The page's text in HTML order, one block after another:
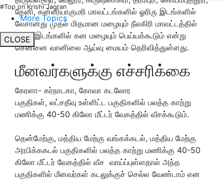
#Top on Krishi Jagran
More Topics
CLOSE
தேனி, கன்னியாகுமரி மாவட்டங்களில் ஓரிரு இடங்களில்
லேசானது முதல் மிதமான மழையும் நீலகிரி மாவட்டத்தில்
ஓரிரு இடங்களில் கன மழையும் பெய்யக்கூடும் என்று
சென்னை வானிலை ஆய்வு மையம் தெரிவித்துள்ளது.
மீனவர்களுக்கு எச்சரிக்கை
கேரளா- கர்நாடகா, கோவா கடலோர
பகுதிகள், லட்சதீவு உள்ளிட்ட பகுதிகளில் பலத்த காற்று
மணிக்கு 40-50 கிலோ மீட்டர் வேகத்தில் வீசக்கூடும்.
தென்மேற்கு, மத்திய மேற்கு வங்கக்கடல், மத்திய மேற்கு
அரபிக்ககடல் பகுதிகளில் பலத்த காற்று மணிக்கு 40-50
கிலோ மீட்டர் வேகத்தில் வீச வாய்ப்புள்ளதால் அந்த
பகுதிகளில் மீனவர்கள் கடலுக்குச் செல்ல வேண்டாம் என